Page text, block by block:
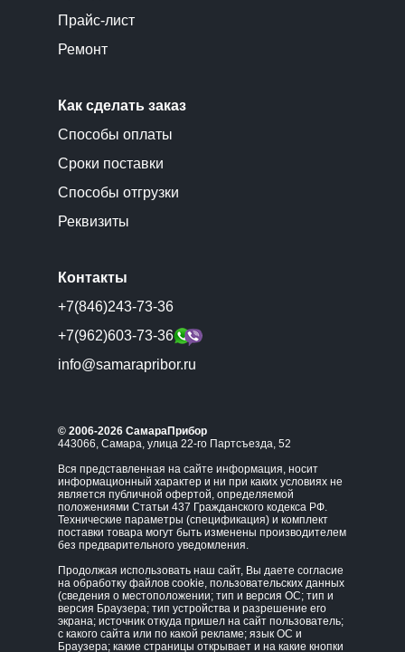
Прайс-лист
Ремонт
Как сделать заказ
Способы оплаты
Сроки поставки
Способы отгрузки
Реквизиты
Контакты
+7(846)243-73-36
+7(962)603-73-36
info@samarapribor.ru
© 2006-2026 СамараПрибор
443066, Самара, улица 22-го Партсъезда, 52
Вся представленная на сайте информация, носит
информационный характер и ни при каких условиях не
является публичной офертой, определяемой
положениями Статьи 437 Гражданского кодекса РФ.
Технические параметры (спецификация) и комплект
поставки товара могут быть изменены производителем
без предварительного уведомления.
Продолжая использовать наш сайт, Вы даете согласие
на обработку файлов cookie, пользовательских данных
(сведения о местоположении; тип и версия ОС; тип и
версия Браузера; тип устройства и разрешение его
экрана; источник откуда пришел на сайт пользователь;
с какого сайта или по какой рекламе; язык ОС и
Браузера; какие страницы открывает и на какие кнопки